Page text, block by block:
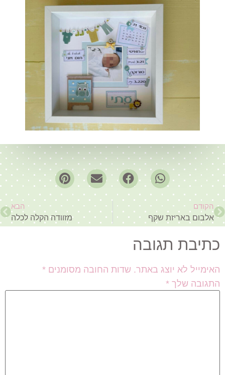
הקודם
אלבום באריזת שקף
הבא
מזוודה הקלה לכלה
כתיבת תגובה
האימייל לא יוצג באתר. שדות החובה מסומנים *
התגובה שלך *